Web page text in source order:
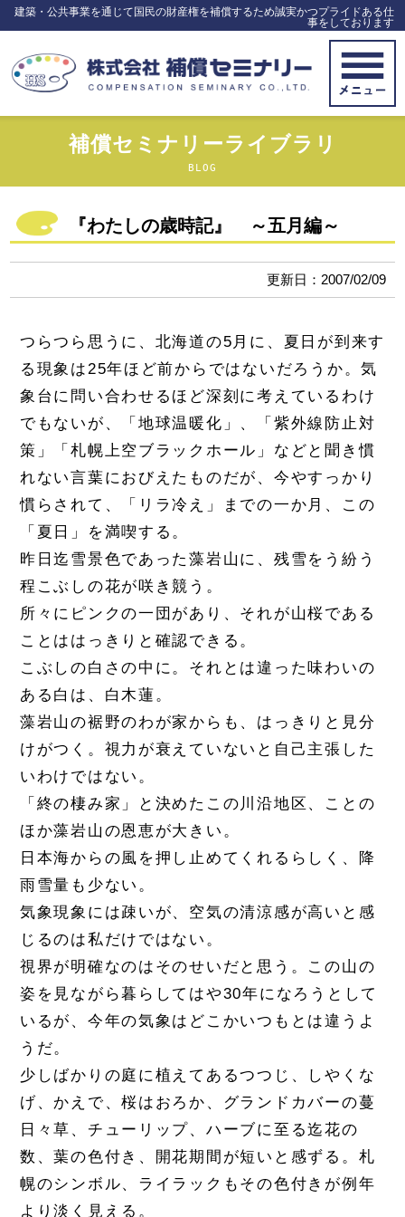
建築・公共事業を通じて国民の財産権を補償するため誠実かつプライドある仕
事をしております
補償セミナリーライブラリ
BLOG
『わたしの歳時記』 ～五月編～
更新日：2007/02/09
つらつら思うに、北海道の5月に、夏日が到来す
る現象は25年ほど前からではないだろうか。気
象台に問い合わせるほど深刻に考えているわけ
でもないが、「地球温暖化」、「紫外線防止対
策」「札幌上空ブラックホール」などと聞き慣
れない言葉におびえたものだが、今やすっかり
慣らされて、「リラ冷え」までの一か月、この
「夏日」を満喫する。
昨日迄雪景色であった藻岩山に、残雪をう紛う
程こぶしの花が咲き競う。
所々にピンクの一団があり、それが山桜である
ことははっきりと確認できる。
こぶしの白さの中に。それとは違った味わいの
ある白は、白木蓮。
藻岩山の裾野のわが家からも、はっきりと見分
けがつく。視力が衰えていないと自己主張した
いわけではない。
「終の棲み家」と決めたこの川沿地区、ことの
ほか藻岩山の恩恵が大きい。
日本海からの風を押し止めてくれるらしく、降
雨雪量も少ない。
気象現象には疎いが、空気の清涼感が高いと感
じるのは私だけではない。
視界が明確なのはそのせいだと思う。この山の
姿を見ながら暮らしてはや30年になろうとして
いるが、今年の気象はどこかいつもとは違うよ
うだ。
少しばかりの庭に植えてあるつつじ、しやくな
げ、かえで、桜はおろか、グランドカバーの蔓
日々草、チューリップ、ハーブに至る迄花の
数、葉の色付き、開花期間が短いと感ずる。札
幌のシンボル、ライラックもその色付きが例年
より淡く見える。